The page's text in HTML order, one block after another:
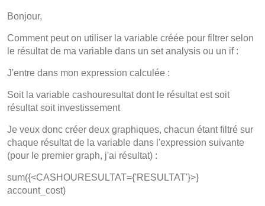
Bonjour,
Comment peut on utiliser la variable créée pour filtrer selon
le résultat de ma variable dans un set analysis ou un if :
J'entre dans mon expression calculée :
Soit la variable cashouresultat dont le résultat est soit
résultat soit investissement
Je veux donc créer deux graphiques, chacun étant filtré sur
chaque résultat de la variable dans l'expression suivante
(pour le premier graph, j'ai résultat) :
sum({<CASHOURESULTAT={'RESULTAT'}>}
account_cost)